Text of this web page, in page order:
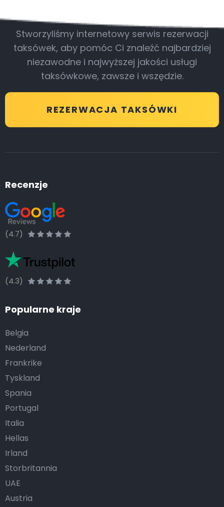
Stworzyliśmy internetowy serwis rezerwacji
taksówek, aby pomóc Ci znaleźć najbardziej
niezawodne i najwyższej jakości usługi
taksówkowe, zawsze i wszędzie.
REZERWACJA TAKSÓWKI
Recenzje
(4.7)
(4.3)
Popularne kraje
Belgia
Nederland
Frankrike
Tyskland
Spania
Portugal
Italia
Hellas
Irland
Storbritannia
UAE
Austria